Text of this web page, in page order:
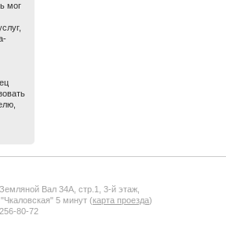
мог
Вал 34А, стр.1, 3-й этаж,
5 минут (карта проезда)
80-72